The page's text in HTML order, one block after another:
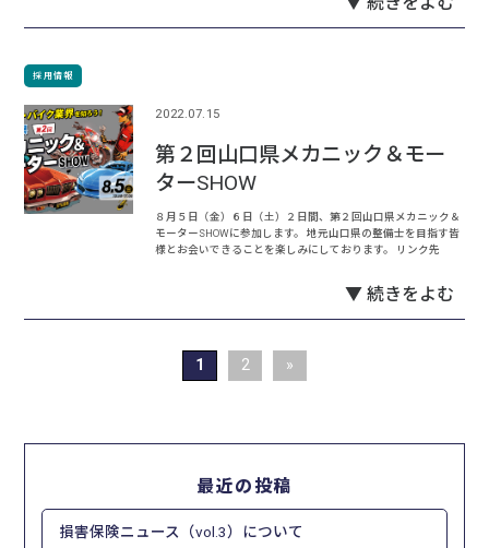
2022.07.15
第２回山口県メカニック＆モー
ターSHOW
８月５日（金）６日（土）２日間、第２回山口県メカニック＆
モーターSHOWに参加します。 地元山口県の整備士を目指す皆
様とお会いできることを楽しみにしております。 リンク先
採用情報
▼ 続きをよむ
1 2 »
最近の投稿
損害保険ニュース（vol.3）について